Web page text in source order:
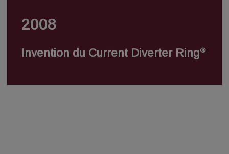
2008
Invention du Current Diverter Ring®